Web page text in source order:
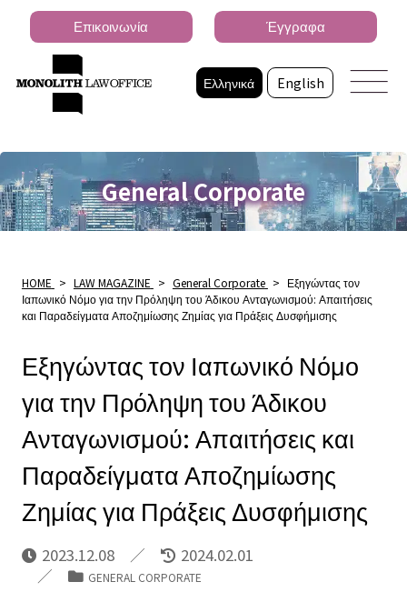
Ελληνικά English
Επικοινωνία Έγγραφα
General Corporate
HOME > LAW MAGAZINE > General Corporate > Εξηγώντας τον
Ιαπωνικό Νόμο για την Πρόληψη του Άδικου Ανταγωνισμού: Απαιτήσεις
και Παραδείγματα Αποζημίωσης Ζημίας για Πράξεις Δυσφήμισης
Εξηγώντας τον Ιαπωνικό Νόμο
για την Πρόληψη του Άδικου
Ανταγωνισμού: Απαιτήσεις και
Παραδείγματα Αποζημίωσης
Ζημίας για Πράξεις Δυσφήμισης
2023.12.08 2024.02.01
GENERAL CORPORATE